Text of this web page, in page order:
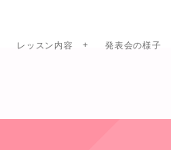
レッスン内容 発表会の様子